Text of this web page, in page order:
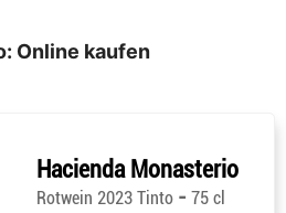
Online kaufen
Hacienda Monasterio
Rotwein 2023 Tinto - 75 cl